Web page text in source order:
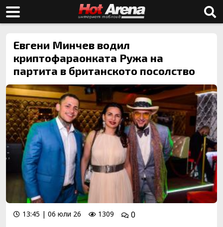
Евгени Минчев водил
криптофараонката Ружа на
партита в британското посолство
13:45 | 06 юли 26 1309 0